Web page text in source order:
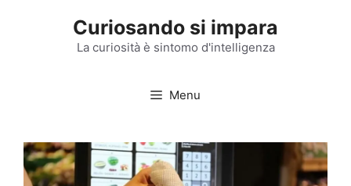
Curiosando si impara
La curiosità è sintomo d'intelligenza
Menu